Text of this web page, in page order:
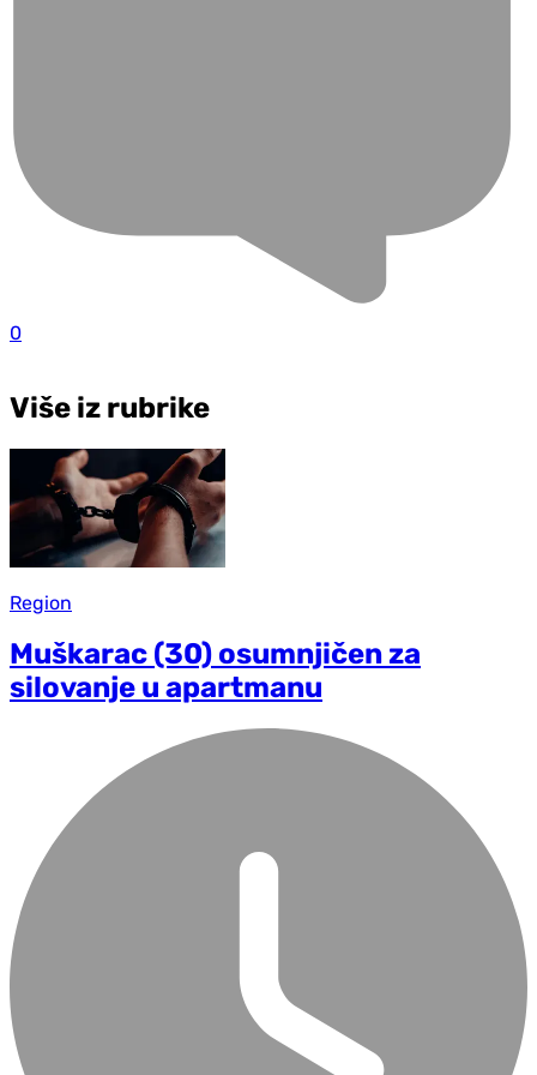
0
Više iz rubrike
Region
Muškarac (30) osumnjičen za
silovanje u apartmanu